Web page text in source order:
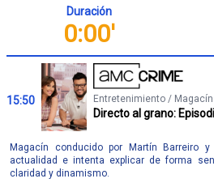
Duración
0:00'
15:50 Entretenimiento / Magacín
Directo al grano:
Magacín conducido por Martín Barreiro
actualidad e intenta explicar de forma
claridad y dinamismo.